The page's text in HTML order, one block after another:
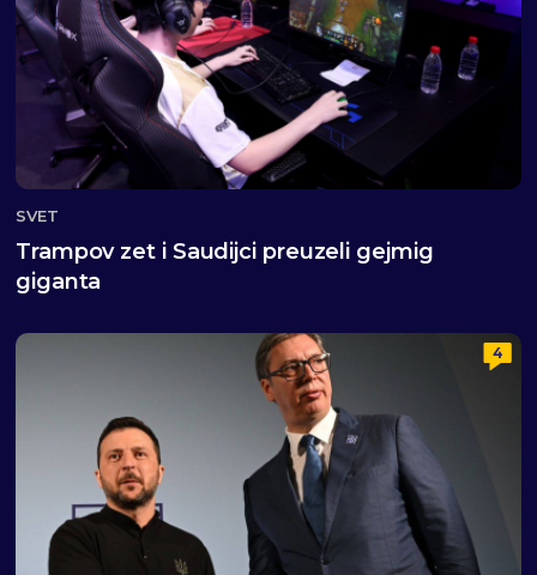
SVET
Trampov zet i Saudijci preuzeli gejmig
giganta
4